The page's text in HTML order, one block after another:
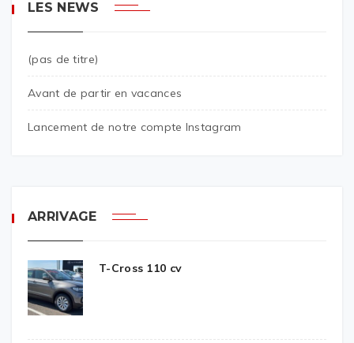
LES NEWS
(pas de titre)
Avant de partir en vacances
Lancement de notre compte Instagram
ARRIVAGE
T-Cross 110 cv